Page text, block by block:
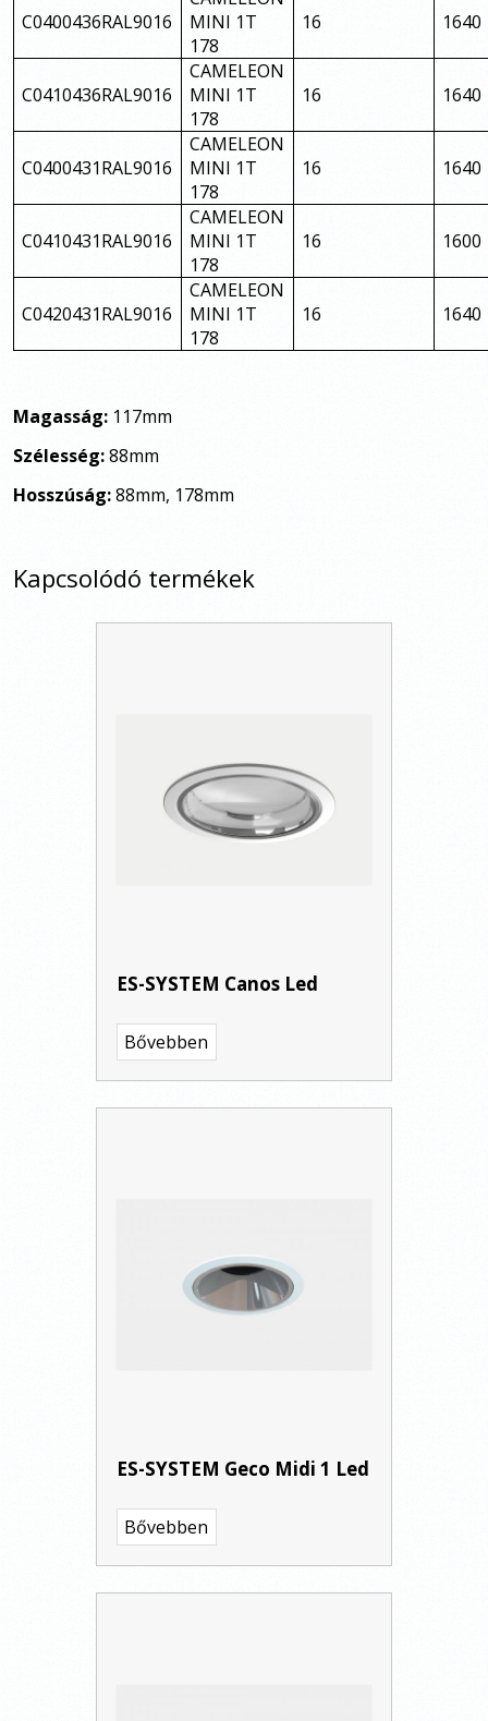
C0400436RAL9016
MINI 1T
178
16 1640
C0410436RAL9016
CAMELEON
MINI 1T
178
16 1640
C0400431RAL9016
CAMELEON
MINI 1T
178
16 1640
C0410431RAL9016
CAMELEON
MINI 1T
178
16 1600
C0420431RAL9016
CAMELEON
MINI 1T
178
16 1640
Magasság: 117mm
Szélesség:88mm
Hosszúság:88mm, 178mm
Kapcsolódó termékek
ES-SYSTEM Canos Led
Bővebben
ES-SYSTEM Geco Midi 1 Led
Bővebben